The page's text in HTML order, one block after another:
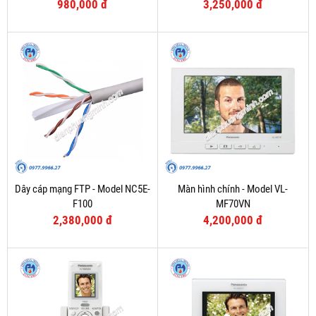
980,000 đ 3,250,000 đ
Dây cáp mạng FTP - Model NC5E-
F100
2,380,000 đ
Màn hình chính - Model VL-
MF70VN
4,200,000 đ